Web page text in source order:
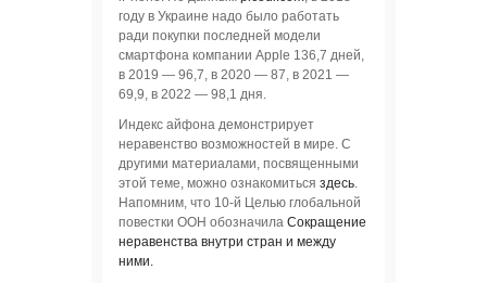
году в Украине надо было работать
ради покупки последней модели
смартфона компании Apple 136,7 дней,
в 2019 — 96,7, в 2020 — 87, в 2021 —
69,9, в 2022 — 98,1 дня.
Индекс айфона демонстрирует
неравенство возможностей в мире. С
другими материалами, посвященными
этой теме, можно ознакомиться здесь.
Напомним, что 10-й Целью глобальной
повестки ООН обозначила Сокращение
неравенства внутри стран и между
ними.